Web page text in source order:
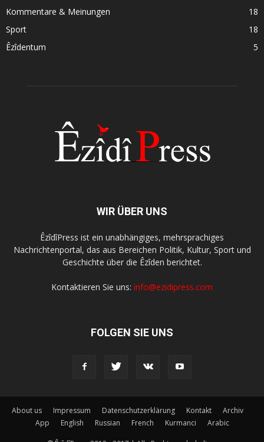
Kommentare & Meinungen
18
Sport
18
Êzîdentum
5
WIR ÜBER UNS
ÊzîdîPress ist ein unabhängiges, mehrsprachiges
Nachrichtenportal, das aus Bereichen Politik, Kultur, Sport und
Geschichte über die Êzîden berichtet.
Kontaktieren Sie uns: info@ezidipress.com
FOLGEN SIE UNS
About us Impressum Datenschutzerklärung Kontakt
Archiv
App
English Russian French Kurmanci Arabic